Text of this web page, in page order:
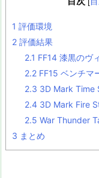
1 評価環境
2 評価結果
2.1 FF14 漆黒のヴ
2.2 FF15 ベンチマ
2.3 3D Mark Time
2.4 3D Mark Fire
2.5 War Thunder
3 まとめ